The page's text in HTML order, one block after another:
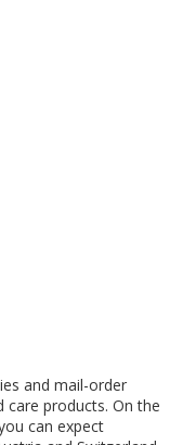
and mail-order
care products. On the
can expect